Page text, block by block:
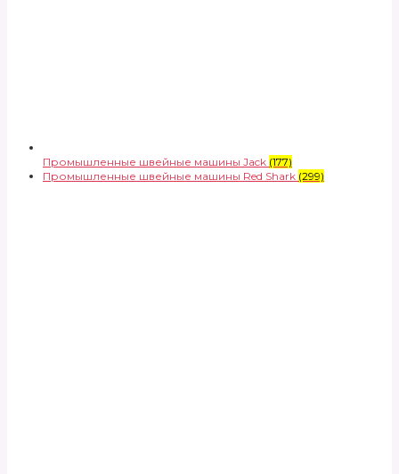
Промышленные швейные машины Jack (177)
Промышленные швейные машины Red Shark (299)